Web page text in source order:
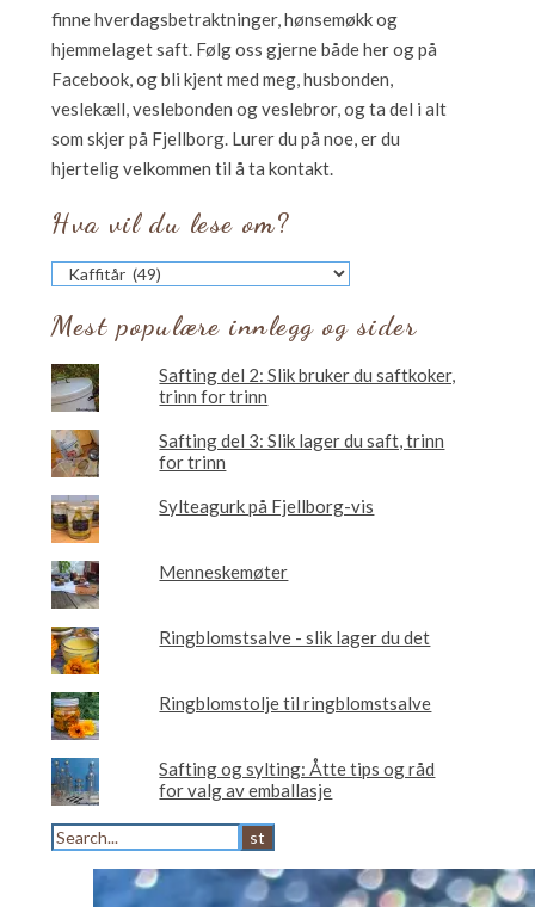
finne hverdagsbetraktninger, hønsemøkk og
hjemmelaget saft. Følg oss gjerne både her og på
Facebook, og bli kjent med meg, husbonden,
veslekæll, veslebonden og veslebror, og ta del i alt
som skjer på Fjellborg. Lurer du på noe, er du
hjertelig velkommen til å ta kontakt.
Hva vil du lese om?
Hva
vil
du
lese
Mest populære innlegg og sider
Safting del 2: Slik bruker du saftkoker,
trinn for trinn
Safting del 3: Slik lager du saft, trinn
for trinn
Sylteagurk på Fjellborg-vis
Menneskemøter
Ringblomstsalve - slik lager du det
Ringblomstolje til ringblomstsalve
Safting og sylting: Åtte tips og råd
for valg av emballasje